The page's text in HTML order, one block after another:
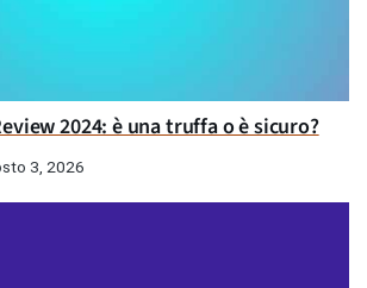
2024: è una truffa o è sicuro?
3, 2026